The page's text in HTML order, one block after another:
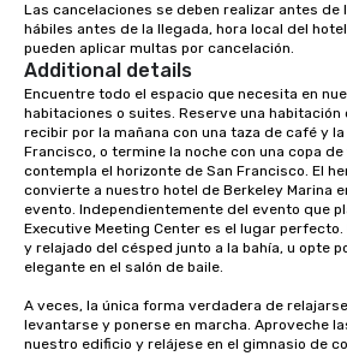
instruction, making your event
planning seamless.
Las cancelaciones se deben realizar antes de
hábiles antes de la llegada, hora local del
pueden aplicar multas por cancelación.
Additional details
Encuentre todo el espacio que necesita en
habitaciones o suites. Reserve una
recibir por la mañana con una taza de café y
Francisco, o termine la noche con una copa
contempla el horizonte de San Francisco. El
convierte a nuestro hotel de Berkeley Marina
evento. Independientemente del evento que
Executive Meeting Center es el lugar
y relajado del césped junto a la bahía, u opte
elegante en el salón de baile.
A veces, la única forma verdadera de
levantarse y ponerse en marcha. Aproveche
nuestro edificio y relájese en el gimnasio de